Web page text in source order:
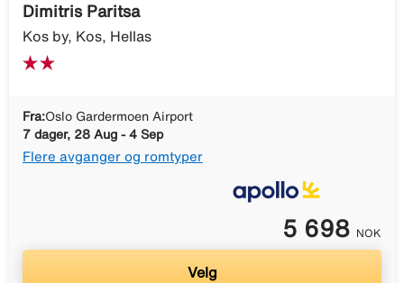
Dimitris Paritsa
Kos by, Kos, Hellas
Fra:Oslo Gardermoen Airport
7 dager, 28 Aug - 4 Sep
Flere avganger og romtyper
5 698 NOK
Velg